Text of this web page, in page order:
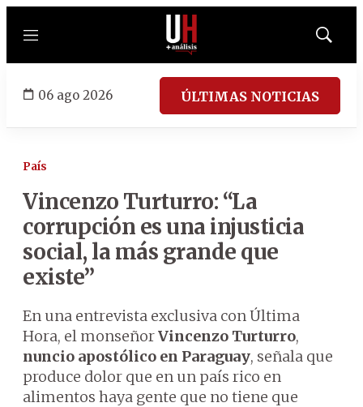
Menú
Mostrar
06 ago 2026 ÚLTIMAS NOTICIAS
País
Vincenzo Turturro: “La
corrupción es una injusticia
social, la más grande que
existe”
En una entrevista exclusiva con Última
Hora, el monseñorVincenzo Turturro,
nuncio apostólico en Paraguay, señala que
produce dolor que en un país rico en
alimentos haya gente que no tiene que